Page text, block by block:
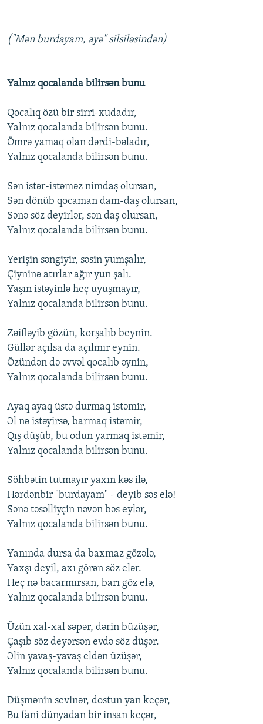
("Mən burdayam, ayə" silsiləsindən)
Yalnız qocalanda bilirsən bunu
Qocalıq özü bir sirri-xudadır,
Yalnız qocalanda bilirsən bunu.
Ömrə yamaq olan dərdi-bəladır,
Yalnız qocalanda bilirsən bunu.
Sən istər-istəməz nimdaş olursan,
Sən dönüb qocaman dam-daş olursan,
Sənə söz deyirlər, sən daş olursan,
Yalnız qocalanda bilirsən bunu.
Yerişin səngiyir, səsin yumşalır,
Çiyninə atırlar ağır yun şalı.
Yaşın istəyinlə heç uyuşmayır,
Yalnız qocalanda bilirsən bunu.
Zəifləyib gözün, korşalıb beynin.
Güllər açılsa da açılmır eynin.
Özündən də əvvəl qocalıb əynin,
Yalnız qocalanda bilirsən bunu.
Ayaq ayaq üstə durmaq istəmir,
Əl nə istəyirsə, barmaq istəmir,
Qış düşüb, bu odun yarmaq istəmir,
Yalnız qocalanda bilirsən bunu.
Söhbətin tutmayır yaxın kəs ilə,
Hərdənbir "burdayam" - deyib səs elə!
Sənə təsəlliyçin nəvən bəs eylər,
Yalnız qocalanda bilirsən bunu.
Yanında dursa da baxmaz gözələ,
Yaxşı deyil, axı görən söz elər.
Heç nə bacarmırsan, barı göz elə,
Yalnız qocalanda bilirsən bunu.
Üzün xal-xal səpər, dərin büzüşər,
Çaşıb söz deyərsən evdə söz düşər.
Əlin yavaş-yavaş eldən üzüşər,
Yalnız qocalanda bilirsən bunu.
Düşmənin sevinər, dostun yan keçər,
Bu fani dünyadan bir insan keçər,